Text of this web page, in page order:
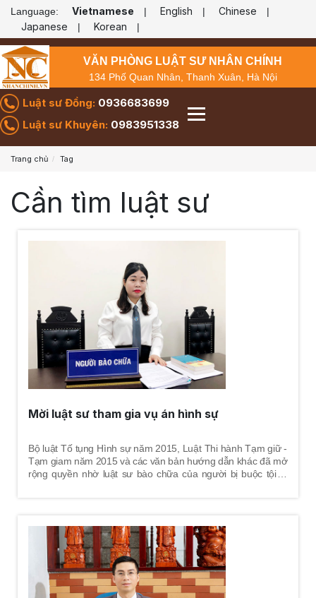
Language: Vietnamese | English | Chinese |
Japanese | Korean |
VĂN PHÒNG LUẬT SƯ NHÂN CHÍNH
134 Phố Quan Nhân, Thanh Xuân, Hà Nội
Luật sư Đồng: 0936683699
Luật sư Khuyên: 0983951338
Trang chủ Tag
Cần tìm luật sư
Mời luật sư tham gia vụ án hình sự
Bộ luật Tố tụng Hình sự năm 2015, Luật Thi hành Tạm giữ -
Tạm giam năm 2015 và các văn bản hướng dẫn khác đã mở
rộng quyền nhờ luật sư bào chữa của người bị buộc tội là
bắt có mặt tại trụ sở của cơ quan điều tra hoặc khi có quyết
định tạm giữ quy định tại Điều 74 Bộ luật Tố tụng Hình sự
năm 2015.